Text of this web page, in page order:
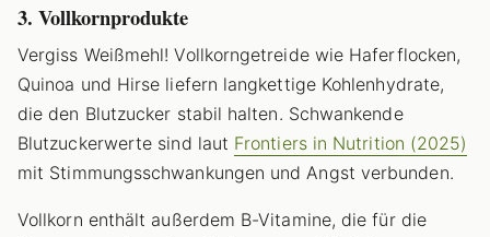
3. Vollkornprodukte
Vergiss Weißmehl! Vollkorngetreide wie Haferflocken,
Quinoa und Hirse liefern langkettige Kohlenhydrate,
die den Blutzucker stabil halten. Schwankende
Blutzuckerwerte sind laut Frontiers in Nutrition (2025)
mit Stimmungsschwankungen und Angst verbunden.
Vollkorn enthält außerdem B-Vitamine, die für die